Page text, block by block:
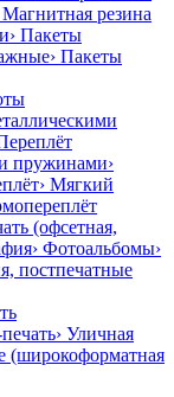
Магнитная резина
› Пакеты
› Пакеты
пружинами›
› Мягкий
(офсетная,
› Фотоальбомы›
постпечатные
› Уличная
(широкоформатная